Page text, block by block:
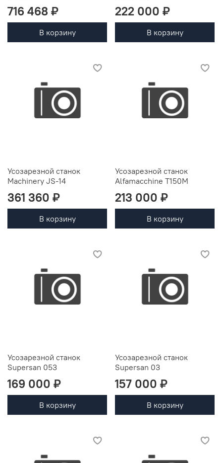
716 468 ₽
В корзину
222 000 ₽
В корзину
Усозарезной станок
Machinery JS-14
361 360 ₽
В корзину
Усозарезной станок
Alfamacchine T150M
213 000 ₽
В корзину
Усозарезной станок
Supersan 053
169 000 ₽
В корзину
Усозарезной станок
Supersan 03
157 000 ₽
В корзину